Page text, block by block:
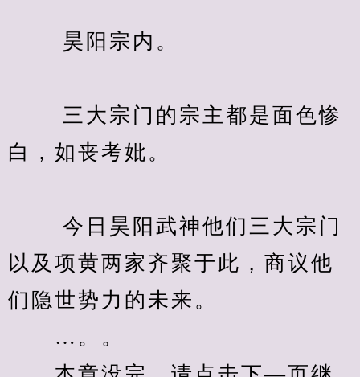
昊阳宗内。
三大宗门的宗主都是面色惨
白，如丧考妣。
今日昊阳武神他们三大宗门
以及项黄两家齐聚于此，商议他
们隐世势力的未来。
…。。